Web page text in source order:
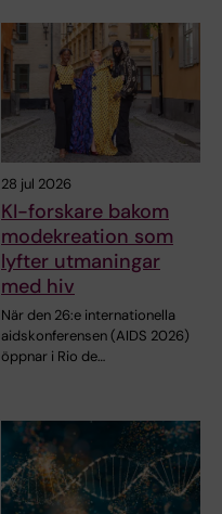
28 jul 2026
KI-forskare bakom
modekreation som
lyfter utmaningar
med hiv
När den 26:e internationella
aidskonferensen (AIDS 2026)
öppnar i Rio de…